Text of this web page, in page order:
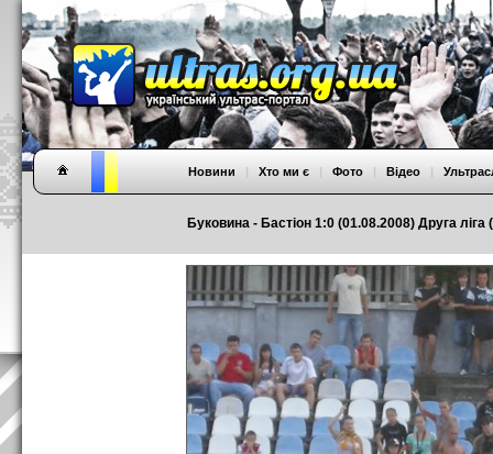
Буковина - Бастіон 1:0 (01.08.2008) Друга ліга
Новини | Хто ми є | Фото | Відео |